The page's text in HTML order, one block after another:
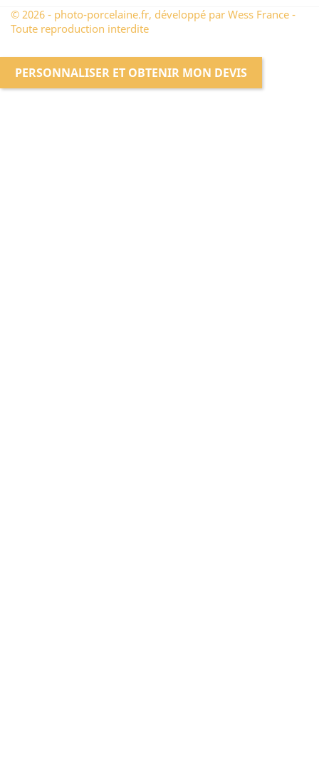
© 2026 - photo-porcelaine.fr, développé par Wess France -
Toute reproduction interdite
PERSONNALISER ET OBTENIR MON DEVIS